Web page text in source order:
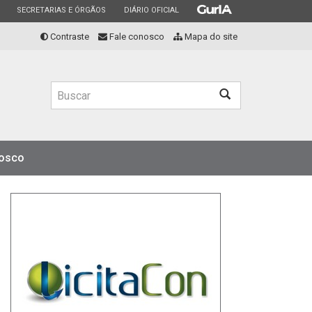
ESTADO
SECRETARIAS E ÓRGÃOS ESTADO
DIÁRIO OFICIAL ESTADO
Contraste Fale conosco Mapa do site
Buscar